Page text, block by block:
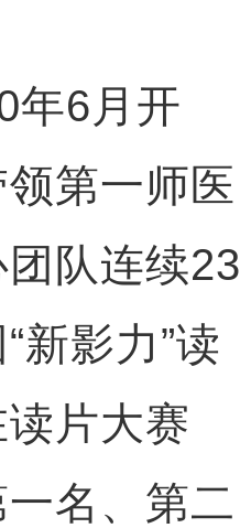
6月开
第一师医
队连续23
新影力”读
片大赛
名、第二